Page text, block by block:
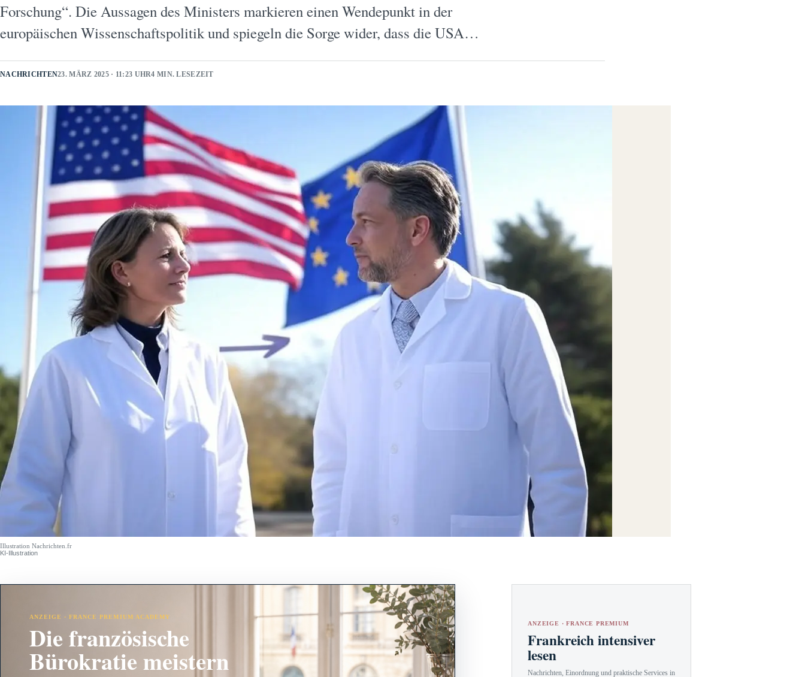
Forschung“. Die Aussagen des Ministers markieren einen Wendepunkt in der
europäischen Wissenschaftspolitik und spiegeln die Sorge wider, dass die USA…
NACHRICHTEN23. MÄRZ 2025 · 11:23 UHR4 MIN. LESEZEIT
Illustration Nachrichten.fr
KI-Illustration
ANZEIGE · FRANCE PREMIUM ACADEMY
Die französische
Bürokratie meistern
ANZEIGE · FRANCE PREMIUM
Frankreich intensiver
lesen
Nachrichten, Einordnung und praktische Services in